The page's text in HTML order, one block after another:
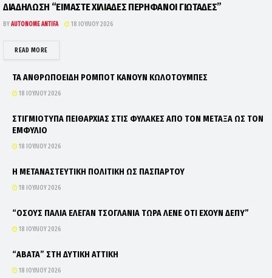
ΔΙΑΔΗΛΩΣΗ “ΕΙΜΑΣΤΕ ΧΙΛΙΑΔΕΣ ΠΕΡΗΦΑΝΟΙ ΓΙΩΤΑΔΕΣ”
BYAUTONOME ANTIFA 18 ΙΟΥΛΊΟΥ 2026
READ MOREDETAILS
ΤΑ ΑΝΘΡΩΠΟΕΙΔΗ ΡΟΜΠΟΤ ΚΑΝΟΥΝ ΚΩΛΟΤΟΥΜΠΕΣ
18 ΙΟΥΛΊΟΥ 2026
ΣΤΙΓΜΙΟΤΥΠΑ ΠΕΙΘΑΡΧΙΑΣ ΣΤΙΣ ΦΥΛΑΚΕΣ ΑΠΟ ΤΟΝ ΜΕΤΑΞΑ ΩΣ ΤΟΝ
ΕΜΦΥΛΙΟ
18 ΙΟΥΛΊΟΥ 2026
Η ΜΕΤΑΝΑΣΤΕΥΤΙΚΗ ΠΟΛΙΤΙΚΗ ΩΣ ΠΑΣΠΑΡΤΟΥ
18 ΙΟΥΛΊΟΥ 2026
“ΟΣΟΥΣ ΠΑΛΙΑ ΕΛΕΓΑΝ ΤΣΟΓΛΑΝΙΑ ΤΩΡΑ ΛΕΝΕ ΟΤΙ ΕΧΟΥΝ ΔΕΠΥ”
18 ΙΟΥΛΊΟΥ 2026
“ΑΒΑΤΑ” ΣΤΗ ΔΥΤΙΚΗ ΑΤΤΙΚΗ
18 ΙΟΥΛΊΟΥ 2026